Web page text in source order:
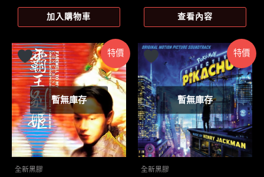
加入購物車 查看內容
特價
暫無庫存
全新黑膠
特價
暫無庫存
全新黑膠